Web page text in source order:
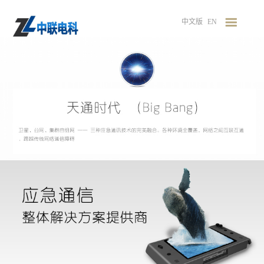
中文版 EN